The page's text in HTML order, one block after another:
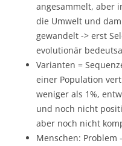
angesammelt, aber
die Umwelt und
gewandelt -> erst
evolutionär
Varianten =
einer Population
weniger als 1%,
und noch nicht
aber noch nicht
Menschen: Problem